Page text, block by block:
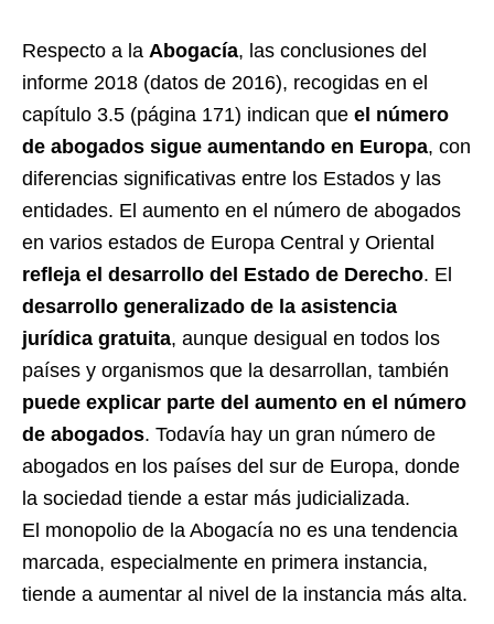
Respecto a la Abogacía, las conclusiones del
informe 2018 (datos de 2016), recogidas en el
capítulo 3.5 (página 171) indican que el número
de abogados sigue aumentando en Europa, con
diferencias significativas entre los Estados y las
entidades. El aumento en el número de abogados
en varios estados de Europa Central y Oriental
refleja el desarrollo del Estado de Derecho. El
desarrollo generalizado de la asistencia
jurídica gratuita, aunque desigual en todos los
países y organismos que la desarrollan, también
puede explicar parte del aumento en el número
de abogados. Todavía hay un gran número de
abogados en los países del sur de Europa, donde
la sociedad tiende a estar más judicializada.
El monopolio de la Abogacía no es una tendencia
marcada, especialmente en primera instancia,
tiende a aumentar al nivel de la instancia más alta.